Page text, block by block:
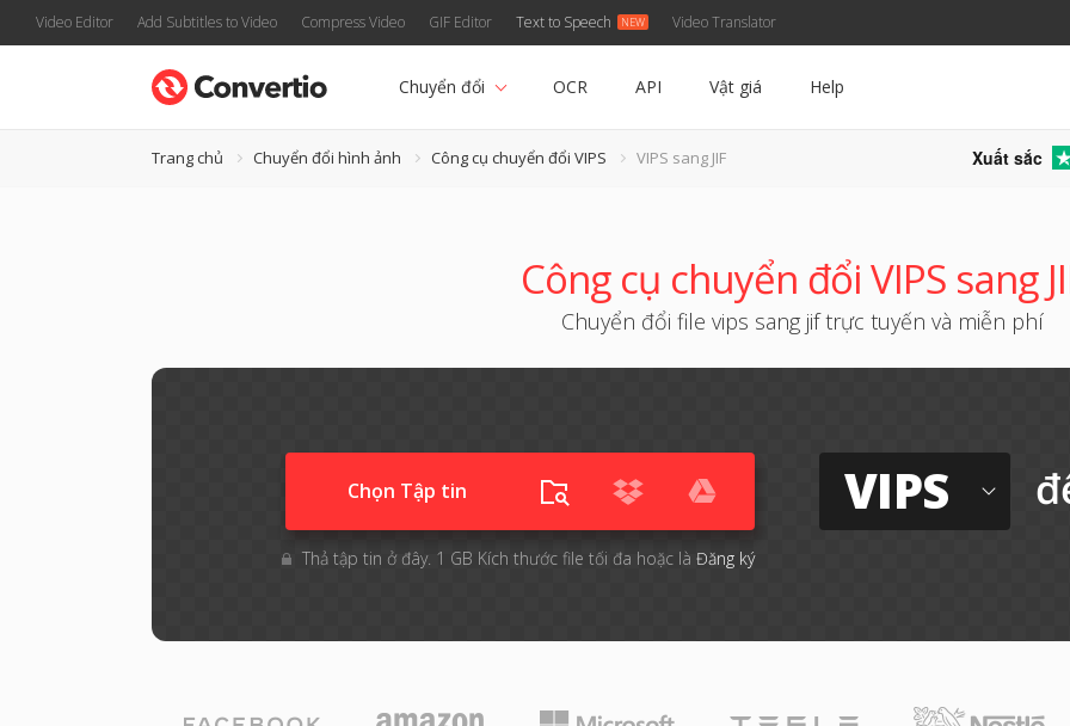
Video Editor Add Subtitles to Video Compress Video GIF Editor Text to Speech Video Translator
Chuyển đổi OCR API Vật giá Help
Trang chủ Chuyển đổi hình ảnh Công cụ chuyển đổi VIPS VIPS sang JIF Xuất sắc
Công cụ chuyển đổi VIPS sang
Chuyển đổi file vips sang jif trực tuyến và miễn phí
Chọn Tập tin
Thả tập tin ở đây. 1 GB Kích thước file tối đa hoặc là Đăng ký
VIPS